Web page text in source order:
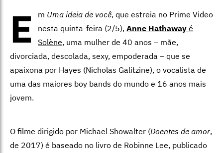
E m Uma ideia de você, que estreia no Prime Video
nesta quinta-feira (2/5), Anne Hathaway é
Solène, uma mulher de 40 anos – mãe,
divorciada, descolada, sexy, empoderada – que se
apaixona por Hayes (Nicholas Galitzine), o vocalista de
uma das maiores boy bands do mundo e 16 anos mais
jovem.
O filme dirigido por Michael Showalter (Doentes de amor,
de 2017) é baseado no livro de Robinne Lee, publicado